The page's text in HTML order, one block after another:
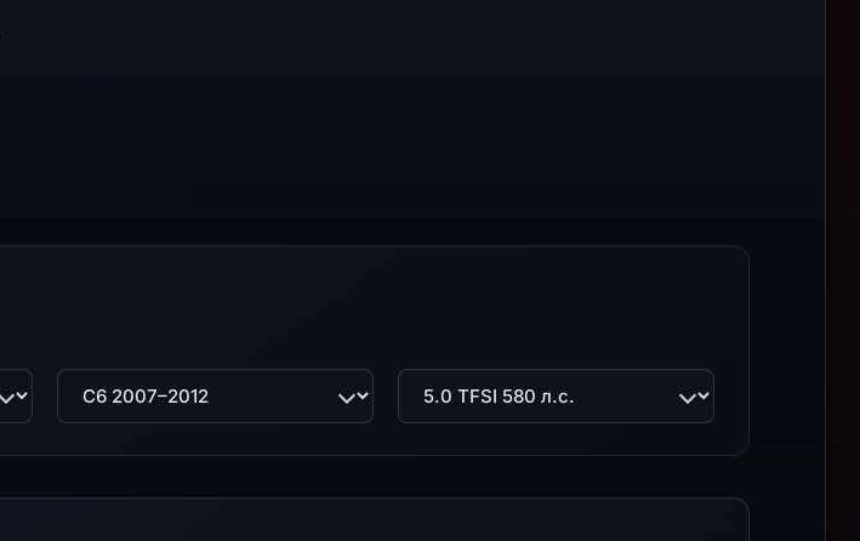
Поколение Двигатель